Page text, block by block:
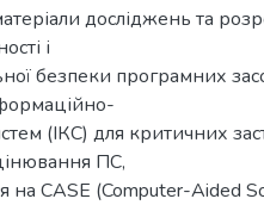
досліджень та
і
безпеки програмних
(ІКС) для критичних
ПС,
на CASE (Computer-Aided